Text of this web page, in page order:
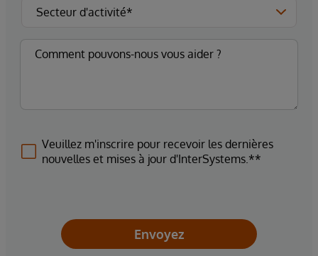
Veuillez m'inscrire pour recevoir les dernières
nouvelles et mises à jour d'InterSystems.**
Envoyez